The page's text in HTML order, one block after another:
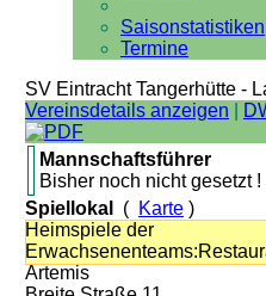
Saisonstatistiken
Termine
SV Eintracht Tangerhütte -
Vereinsdetails anzeigen
Mannschaftsführer
Bisher noch nicht gesetzt !
Spiellokal
( Karte)
Heimspiele der
Artemis